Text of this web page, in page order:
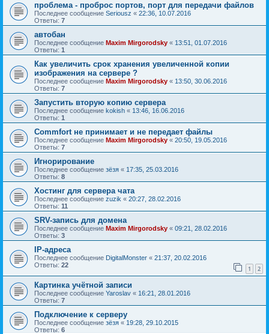
проблема - проброс портов, порт для передачи файлов
Последнее сообщение Seriousz « 22:36, 10.07.2016
Ответы: 7
автобан
Последнее сообщение Maxim Mirgorodsky « 13:51, 01.07.2016
Ответы: 1
Как увеличить срок хранения увеличенной копии
изображения на сервере ?
Последнее сообщение Maxim Mirgorodsky « 13:50, 30.06.2016
Ответы: 7
Запустить вторую копию сервера
Последнее сообщение kokish « 13:46, 16.06.2016
Ответы: 1
Commfort не принимает и не передает файлы
Последнее сообщение Maxim Mirgorodsky « 20:50, 19.05.2016
Ответы: 7
Игнорирование
Последнее сообщение зёзя « 17:35, 25.03.2016
Ответы: 8
Хостинг для сервера чата
Последнее сообщение zuzik « 20:27, 28.02.2016
Ответы: 11
SRV-запись для домена
Последнее сообщение Maxim Mirgorodsky « 09:21, 28.02.2016
Ответы: 3
IP-адреса
Последнее сообщение DigitalMonster « 21:37, 20.02.2016
Ответы: 22 1 2
Картинка учётной записи
Последнее сообщение Yaroslav « 16:21, 28.01.2016
Ответы: 7
Подключение к серверу
Последнее сообщение зёзя « 19:28, 29.10.2015
Ответы: 6